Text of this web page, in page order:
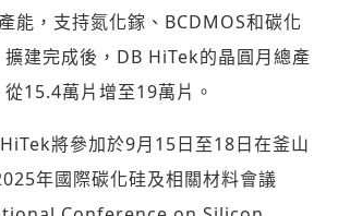
能，支持氮化鎵、BCDMOS和碳化
建完成後，DB HiTek的晶圓月總產
15.4萬片增至19萬片。
將參加於9月15日至18日在釜山
年國際碳化硅及相關材料會議